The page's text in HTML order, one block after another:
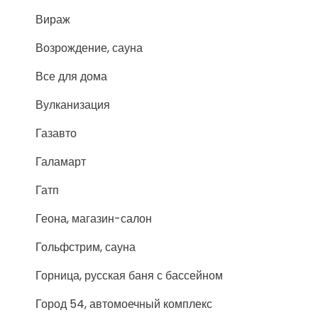
Вираж
Возрождение, сауна
Все для дома
Вулканизация
Газавто
Галамарт
Гатп
Геона, магазин-салон
Гольфстрим, сауна
Горница, русская баня с бассейном
Город 54, автомоечный комплекс